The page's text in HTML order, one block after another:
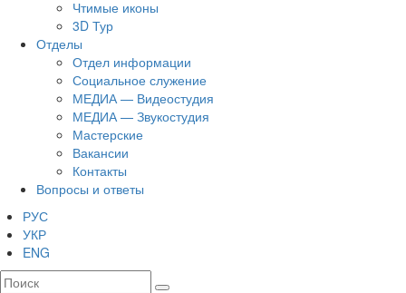
Чтимые иконы
3D Тур
Отделы
Отдел информации
Социальное служение
МЕДИА — Видеостудия
МЕДИА — Звукостудия
Мастерские
Вакансии
Контакты
Вопросы и ответы
РУС
УКР
ENG